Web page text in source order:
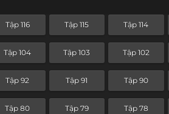
Tập 116 Tập 115 Tập 114
Tập 104 Tập 103 Tập 102
Tập 92 Tập 91 Tập 90
Tập 80 Tập 79 Tập 78